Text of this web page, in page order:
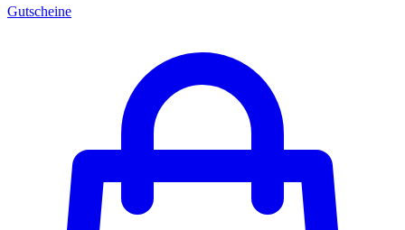
Gutscheine